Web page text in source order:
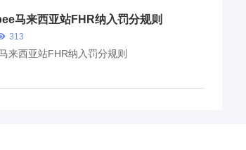
马来西亚站FHR纳入罚分规则
313
来西亚站FHR纳入罚分规则